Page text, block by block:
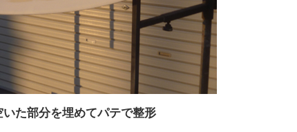
た部分を埋めてパテで整形